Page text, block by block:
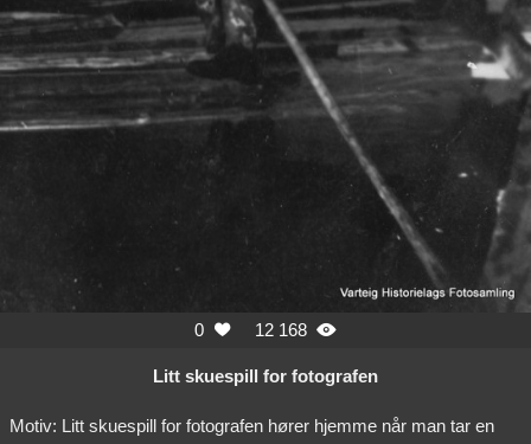
0  12 168 
Litt skuespill for fotografen
Motiv: Litt skuespill for fotografen hører hjemme når man tar en